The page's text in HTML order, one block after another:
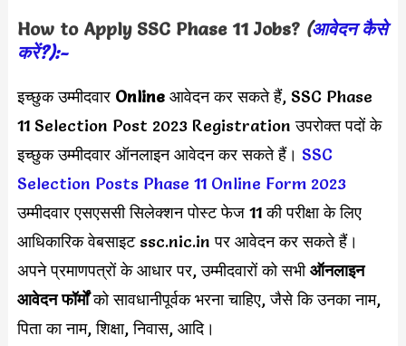
How to Apply SSC Phase 11 Jobs?(आवेदन कैसे
करें?):-
इच्छुक उम्मीदवार Online आवेदन कर सकते हैं, SSC Phase
11 Selection Post 2023 Registration उपरोक्त पदों के
इच्छुक उम्मीदवार ऑनलाइन आवेदन कर सकते हैं। SSC
Selection Posts Phase 11 Online Form 2023
उम्मीदवार एसएससी सिलेक्शन पोस्ट फेज 11 की परीक्षा के लिए
आधिकारिक वेबसाइट ssc.nic.in पर आवेदन कर सकते हैं।
अपने प्रमाणपत्रों के आधार पर, उम्मीदवारों को सभीऑनलाइन
आवेदन फॉर्मोंको सावधानीपूर्वक भरना चाहिए, जैसे कि उनका नाम,
पिता का नाम, शिक्षा, निवास, आदि।